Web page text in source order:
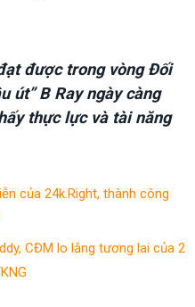
được trong vòng Đối
út” B Ray ngày càng
thực lực và tài năng
của 24k.Right, thành công
CĐM lo lắng tương lai của 2